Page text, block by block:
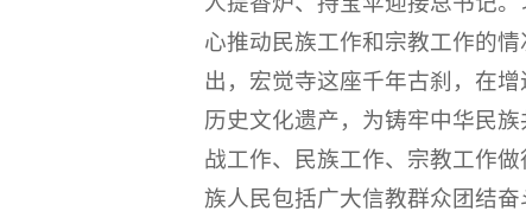
心推动民族工作和宗教工作的
出，宏觉寺这座千年古刹，在
历史文化遗产，为铸牢中华民
战工作、民族工作、宗教工作
族人民包括广大信教群众团结